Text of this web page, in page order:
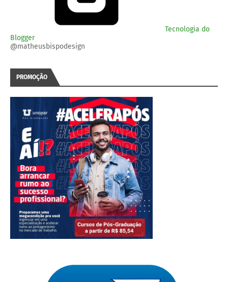
Tecnologia do
Blogger
@matheusbispodesign
PROMOÇÃO